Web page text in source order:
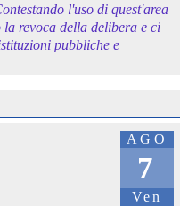
l'uso di quest'area
revoca della delibera e ci
pubbliche e
AGO
7
Ven